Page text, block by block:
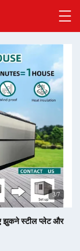
3/7
झुकने स्टील प्लेट और